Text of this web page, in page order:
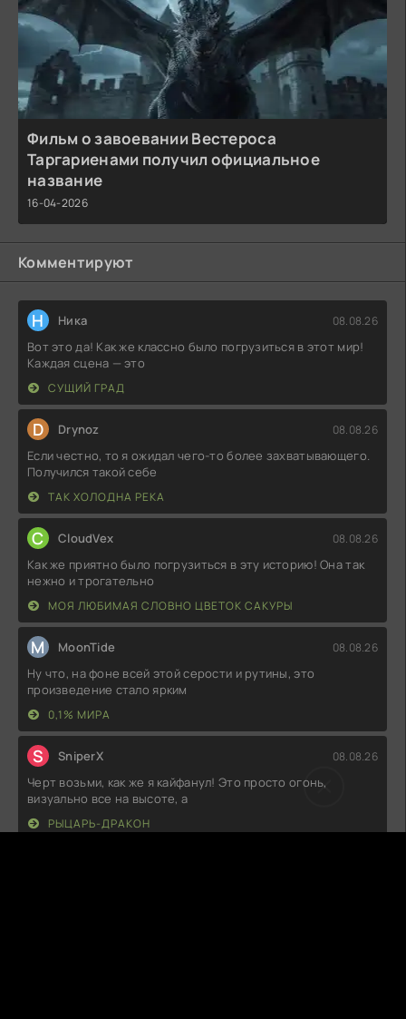
Фильм о завоевании Вестероса
Таргариенами получил официальное
название
16-04-2026
Комментируют
Н Ника 08.08.26
Вот это да! Как же классно было погрузиться в этот мир!
Каждая сцена — это
СУЩИЙ ГРАД
D Drynoz 08.08.26
Если честно, то я ожидал чего-то более захватывающего.
Получился такой себе
ТАК ХОЛОДНА РЕКА
C CloudVex 08.08.26
Как же приятно было погрузиться в эту историю! Она так
нежно и трогательно
МОЯ ЛЮБИМАЯ СЛОВНО ЦВЕТОК САКУРЫ
M MoonTide 08.08.26
Ну что, на фоне всей этой серости и рутины, это
произведение стало ярким
0,1% МИРА
S SniperX 08.08.26
Черт возьми, как же я кайфанул! Это просто огонь,
визуально все на высоте, а
РЫЦАРЬ-ДРАКОН